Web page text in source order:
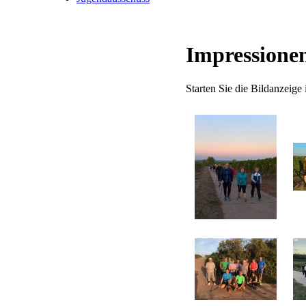
Starten Sie die